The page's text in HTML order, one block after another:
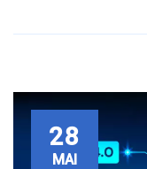
28
MAI